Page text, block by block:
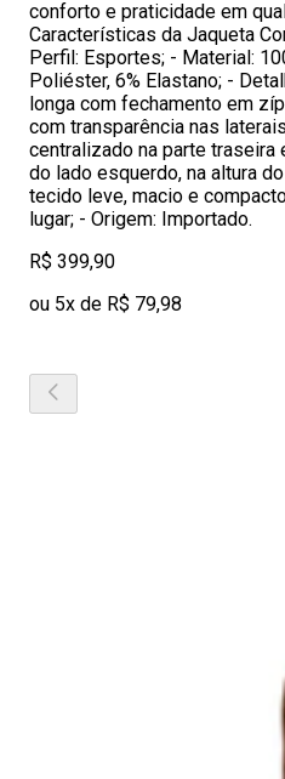
conforto e praticidade em
Características da Jaqueta
Perfil: Esportes; - Material:
Poliéster, 6% Elastano; -
longa com fechamento em
com transparência nas
centralizado na parte traseira
do lado esquerdo, na altura
tecido leve, macio e
lugar; - Origem: Importado.
R$ 399,90
ou 5x de R$ 79,98